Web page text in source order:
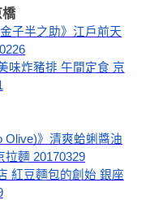
子半之助》江戶前天
味炸豬排 午間定食 京
Olive)》清爽蛤蜊醬油
拉麵 20170329
紅豆麵包的創始 銀座